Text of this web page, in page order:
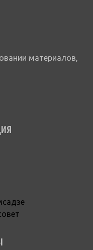
материалов,